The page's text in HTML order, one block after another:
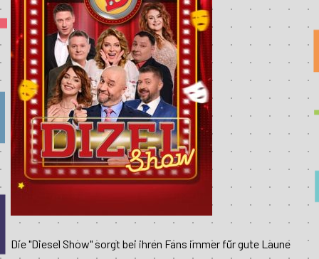
Die "Diesel Show" sorgt bei ihren Fans immer für gute Laune